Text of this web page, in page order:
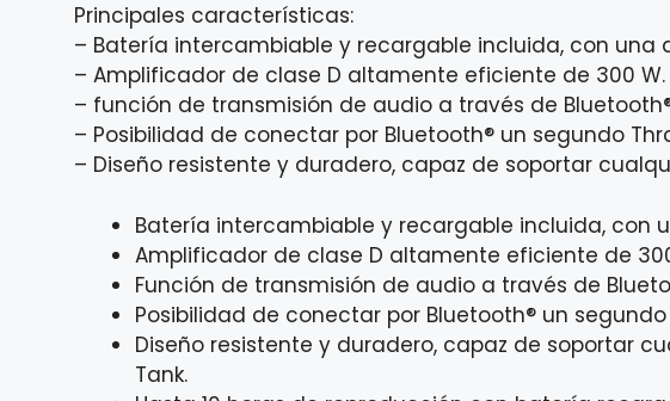
Principales características:
– Batería intercambiable y recargable incluida, con una
– Amplificador de clase D altamente eficiente de 300 W.
– función de transmisión de audio a través de
– Posibilidad de conectar por Bluetooth® un segundo
– Diseño resistente y duradero, capaz de soportar
Batería intercambiable y recargable incluida, con
Amplificador de clase D altamente eficiente de
Función de transmisión de audio a través de
Posibilidad de conectar por Bluetooth® un
Diseño resistente y duradero, capaz de soportar
Tank.